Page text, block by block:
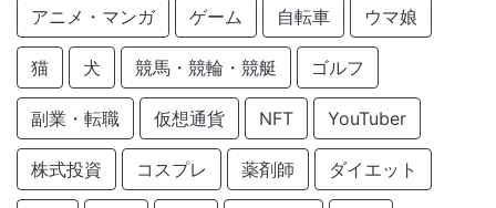
アニメ・マンガ ゲーム 自転車 ウマ娘
猫 犬 競馬・競輪・競艇 ゴルフ
副業・転職 仮想通貨 NFT YouTuber
株式投資 コスプレ 薬剤師 ダイエット